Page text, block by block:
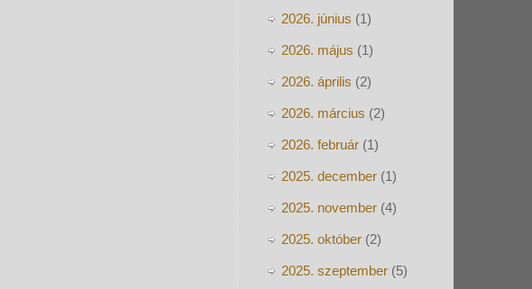
2026. június (1)
2026. május (1)
2026. április (2)
2026. március (2)
2026. február (1)
2025. december (1)
2025. november (4)
2025. október (2)
2025. szeptember (5)